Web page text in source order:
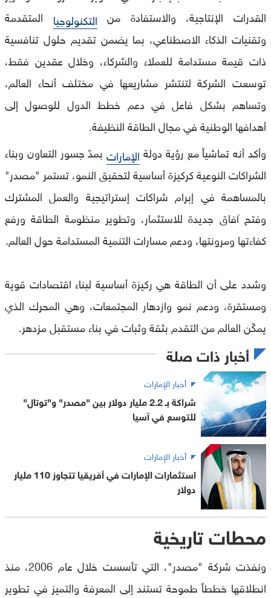
القدرات الإنتاجية، والاستفادة من التكنولوجيا المتقدمة
وتقنيات الذكاء الاصطناعي، بما يضمن تقديم حلول تنافسية
ذات قيمة مستدامة للعملاء والشركاء، وخلال عقدين فقط،
توسعت الشركة لتنتشر مشاريعها في مختلف أنحاء العالم،
وتساهم بشكل فاعل في دعم خطط الدول للوصول إلى
أهدافها الوطنية في مجال الطاقة النظيفة.
وأكد أنه تماشياً مع رؤية دولة الإمارات بمدّ جسور التعاون وبناء
الشراكات النوعية كركيزة أساسية لتحقيق النمو، تستمر "مصدر"
بالمساهمة في إبرام شراكات إستراتيجية والعمل المشترك
وفتح آفاق جديدة للاستثمار، وتطوير منظومة الطاقة ورفع
كفاءتها ومرونتها، ودعم مسارات التنمية المستدامة حول العالم.
وشدد على أن الطاقة هي ركيزة أساسية لبناء اقتصادات قوية
ومستقرة، ودعم نمو وازدهار المجتمعات، وهي المحرك الذي
يمكّن العالم من التقدم بثقة وثبات في بناء مستقبل مزدهر.
أخبار ذات صلة
أخبار الإمارات
شراكة بـ 2.2 مليار دولار بين "مصدر" و"توتال"
للتوسع في آسيا
أخبار الإمارات
استثمارات الإمارات في أفريقيا تتجاوز 110 مليار
دولار
محطات تاريخية
ونفذت شركة "مصدر"، التي تأسست خلال عام 2006، منذ
انطلاقها خططاً طموحة تستند إلى المعرفة والتميز في تطوير